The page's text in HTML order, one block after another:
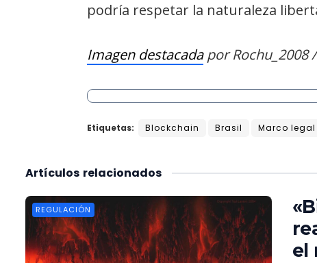
podría respetar la naturaleza
Imagen destacadapor Rochu_2008
Etiquetas: Blockchain Brasil Marco legal
relacionados
Artículos
REGULACIÓN
el